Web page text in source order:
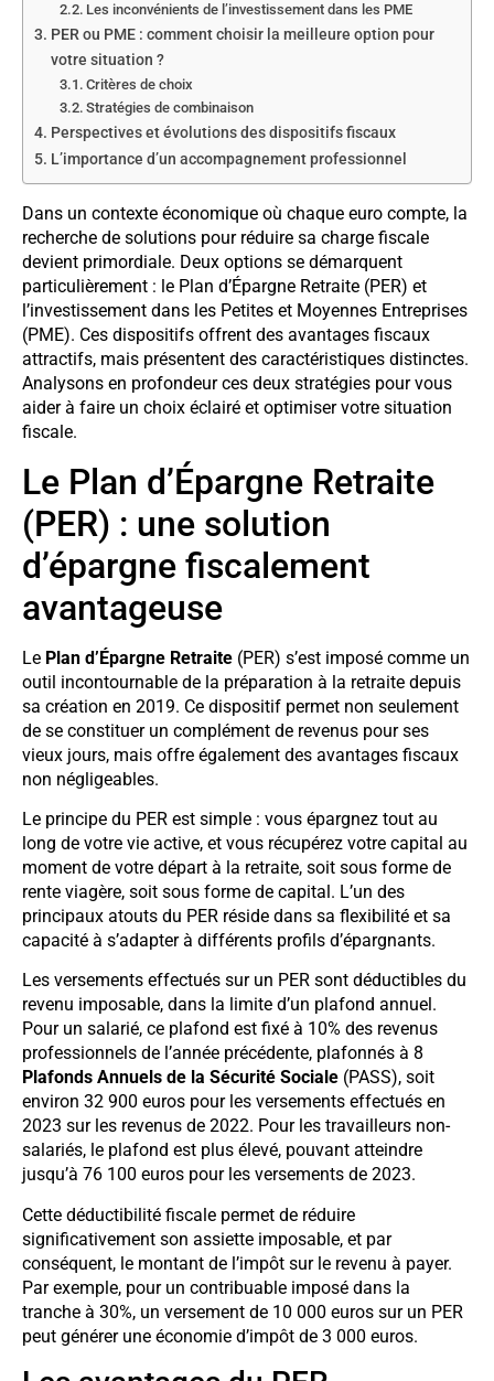
Les inconvénients de l’investissement dans les PME
PER ou PME : comment choisir la meilleure option pour
votre situation ?
Critères de choix
Stratégies de combinaison
Perspectives et évolutions des dispositifs fiscaux
L’importance d’un accompagnement professionnel
Dans un contexte économique où chaque euro compte, la
recherche de solutions pour réduire sa charge fiscale
devient primordiale. Deux options se démarquent
particulièrement : le Plan d’Épargne Retraite (PER) et
l’investissement dans les Petites et Moyennes Entreprises
(PME). Ces dispositifs offrent des avantages fiscaux
attractifs, mais présentent des caractéristiques distinctes.
Analysons en profondeur ces deux stratégies pour vous
aider à faire un choix éclairé et optimiser votre situation
fiscale.
Le Plan d’Épargne Retraite
(PER) : une solution
d’épargne fiscalement
avantageuse
Le Plan d’Épargne Retraite (PER) s’est imposé comme un
outil incontournable de la préparation à la retraite depuis
sa création en 2019. Ce dispositif permet non seulement
de se constituer un complément de revenus pour ses
vieux jours, mais offre également des avantages fiscaux
non négligeables.
Le principe du PER est simple : vous épargnez tout au
long de votre vie active, et vous récupérez votre capital au
moment de votre départ à la retraite, soit sous forme de
rente viagère, soit sous forme de capital. L’un des
principaux atouts du PER réside dans sa flexibilité et sa
capacité à s’adapter à différents profils d’épargnants.
Les versements effectués sur un PER sont déductibles du
revenu imposable, dans la limite d’un plafond annuel.
Pour un salarié, ce plafond est fixé à 10% des revenus
professionnels de l’année précédente, plafonnés à 8
Plafonds Annuels de la Sécurité Sociale (PASS), soit
environ 32 900 euros pour les versements effectués en
2023 sur les revenus de 2022. Pour les travailleurs non-
salariés, le plafond est plus élevé, pouvant atteindre
jusqu’à 76 100 euros pour les versements de 2023.
Cette déductibilité fiscale permet de réduire
significativement son assiette imposable, et par
conséquent, le montant de l’impôt sur le revenu à payer.
Par exemple, pour un contribuable imposé dans la
tranche à 30%, un versement de 10 000 euros sur un PER
peut générer une économie d’impôt de 3 000 euros.